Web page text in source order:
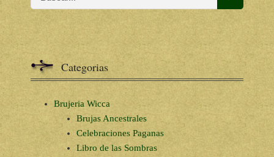
Categorias
Brujeria Wicca
Brujas Ancestrales
Celebraciones Paganas
Libro de las Sombras